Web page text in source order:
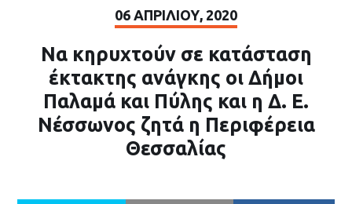
06 ΑΠΡΙΛΊΟΥ, 2020
Να κηρυχτούν σε κατάσταση
έκτακτης ανάγκης οι Δήμοι
Παλαμά και Πύλης και η Δ. Ε.
Νέσσωνος ζητά η Περιφέρεια
Θεσσαλίας